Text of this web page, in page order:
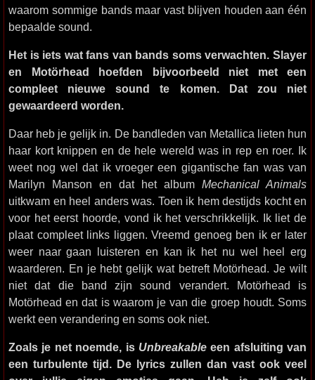
waarom sommige bands maar vast blijven houden aan één
bepaalde sound.
Het is iets wat fans van bands soms verwachten. Slayer
en Motörhead hoefden bijvoorbeeld niet met een
compleet nieuwe sound te komen. Dat zou niet
gewaardeerd worden.
Daar heb je gelijk in. De bandleden van Metallica lieten hun
haar kort knippen en de hele wereld was in rep en roer. Ik
weet nog wel dat ik vroeger een gigantische fan was van
Marilyn Manson en dat het album Mechanical Animals
uitkwam en heel anders was. Toen ik hem destijds kocht en
voor het eerst hoorde, vond ik het verschrikkelijk. Ik liet de
plaat compleet links liggen. Vreemd genoeg ben ik er later
weer naar gaan luisteren en kan ik het nu wel heel erg
waarderen. En je hebt gelijk wat betreft Motörhead. Je wilt
niet dat die band zijn sound verandert. Motörhead is
Motörhead en dat is waarom je van die groep houdt. Soms
werkt een verandering en soms ook niet.
Zoals je net noemde, is Unbreakableeen afsluiting van
een turbulente tijd. De lyrics zullen dan vast ook veel